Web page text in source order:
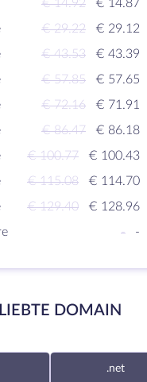
€ 14.92
€ 14.87
€ 29.22
€ 29.12
€ 43.53
€ 43.39
€ 57.85
€ 57.65
€ 72.16
€ 71.91
€ 86.47
€ 86.18
€ 100.77
€ 100.43
€ 115.08
€ 114.70
€ 129.40
€ 128.96
- -
DOMAIN
.net